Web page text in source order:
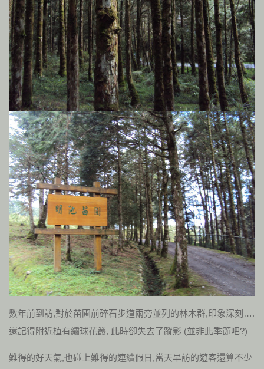
數年前到訪,對於苗圃前碎石步道兩旁並列的林木群,印象深刻….
還記得附近植有繡球花叢, 此時卻失去了蹤影 (並非此季節吧?)
難得的好天氣,也碰上難得的連續假日,當天早訪的遊客還算不少